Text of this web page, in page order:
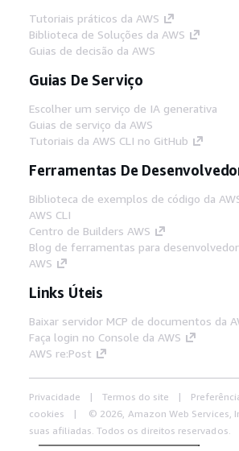
Tutoriais práticos da AWS
Biblioteca de Soluções da AWS
Guias de decisão da AWS
Guias De Serviço
Escolher um serviço de IA generativa
Guias de serviço da AWS
Tutoriais da AWS CLI no GitHub
Ferramentas De
Biblioteca de exemplos de código da
AWS CLI
Centro de Builders AWS
Blog de ferramentas para
AWS
Links Úteis
Baixar servidor MCP de documentos da
Faça login no Console da AWS
AWS re:Post
Privacidade Termos do site
cookies
© 2026, Amazon Web Services,
suas afiliadas. Todos os direitos reservados.